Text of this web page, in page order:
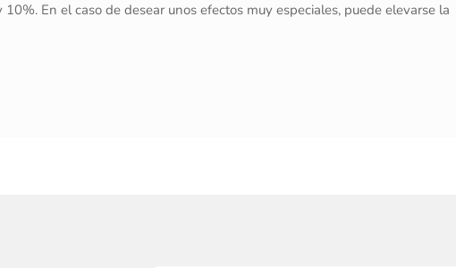
En el caso de desear unos efectos muy especiales, puede elevarse la